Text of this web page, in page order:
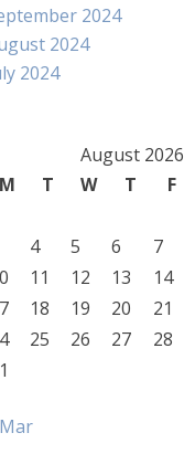
2024
2024
2024
August 2026
M
T W T F
4 5 6 7
11 12 13 14
18 19 20 21
25 26 27 28